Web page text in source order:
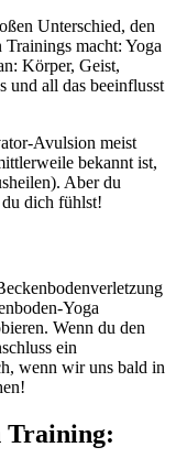
Unterschied, den
macht: Yoga
Körper, Geist,
und all das beeinflusst
Avulsion meist
bekannt ist,
Aber du
dich fühlst!
Yoga
Wenn du den
ein
wenn wir uns bald in
Training: